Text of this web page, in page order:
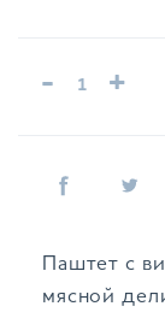
- +
Паштет с
мясной